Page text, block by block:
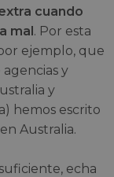
cuando
mal. Por esta
ejemplo, que
y
y
hemos escrito
Australia.
echa